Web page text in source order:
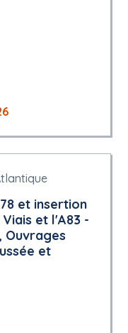
et insertion
et l'A83 -
Ouvrages
et